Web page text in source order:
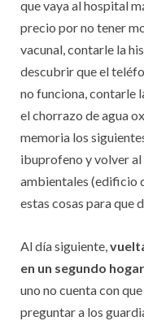
que vaya al hospital
precio por no tener
vacunal, contarle la
descubrir que el
no funciona, contarle
el chorrazo de agua
memoria los
ibuprofeno y volver al
ambientales (edificio
estas cosas para que
Al día siguiente,
en un segundo
uno no cuenta con
preguntar a los